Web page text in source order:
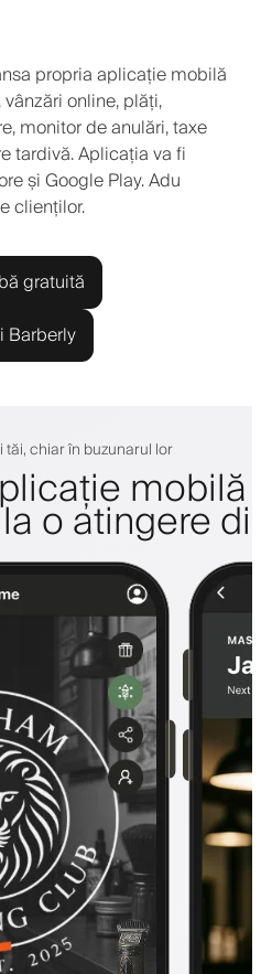
propria aplicație mobilă
online, plăți,
monitor de anulări, taxe
tardivă. Aplicația va fi
și Google Play. Adu
clienților.
gratuită
Barberly
chiar în buzunarul lor
mobilă
o atingere